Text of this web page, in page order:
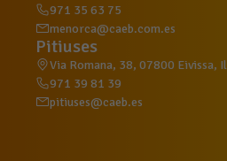
971 35 63 75
menorca@caeb.com.es
Pitiuses
Via Romana, 38, 07800 Eivissa,
971 39 81 39
pitiuses@caeb.es